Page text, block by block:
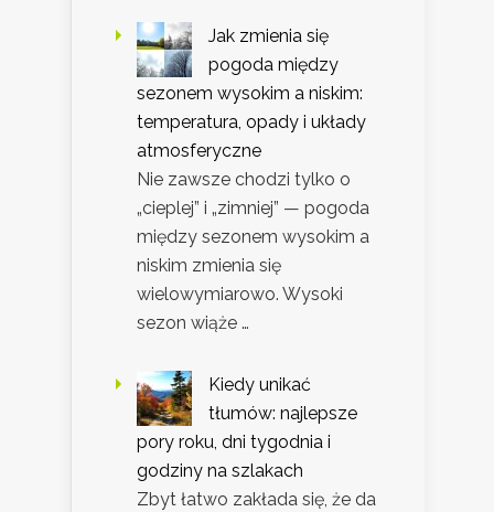
Jak zmienia się
pogoda między
sezonem wysokim a niskim:
temperatura, opady i układy
atmosferyczne
Nie zawsze chodzi tylko o
„cieplej” i „zimniej” — pogoda
między sezonem wysokim a
niskim zmienia się
wielowymiarowo. Wysoki
sezon wiąże …
Kiedy unikać
tłumów: najlepsze
pory roku, dni tygodnia i
godziny na szlakach
Zbyt łatwo zakłada się, że da